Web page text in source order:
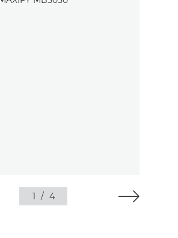
1 / 4